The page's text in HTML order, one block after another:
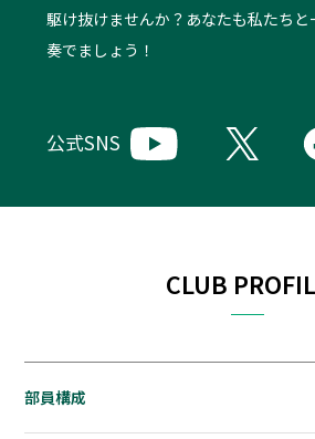
駆け抜けませんか？あなたも私たち
奏でましょう！
公式SNS
CLUB
部員構成